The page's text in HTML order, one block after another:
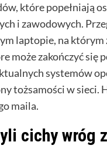
które popełniają
i zawodowych.
laptopie, na
może zakończyć się
systemów
tożsamości w sieci.
maila.
cichy wróg